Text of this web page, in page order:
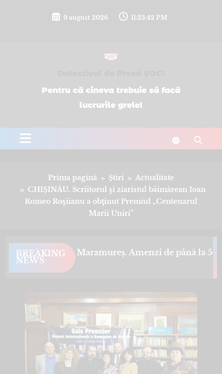
9 august 2026 11:23:42 PM
Pentru că cineva trebuie să facă
lucrurile grele!
Prima pagină Știri
Actualitate
CHIȘINĂU. Scriitorul şi ziaristul băimărean Ioan
Romeo Roşiianu a obţinut Premiul „Centenarul
Marii Uniri”
BREAKING
NEWS
montani din Maramureș. Amenzi de până la